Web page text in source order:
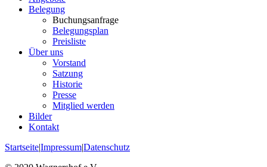
Belegung
Buchungsanfrage
Belegungsplan
Preisliste
Über uns
Vorstand
Satzung
Historie
Presse
Mitglied werden
Bilder
Kontakt
Startseite|Impressum|Datenschutz